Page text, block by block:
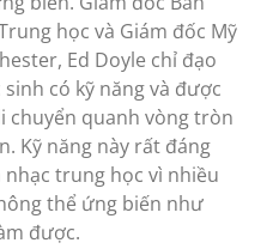
học và Giám đốc Mỹ
Ed Doyle chỉ đạo
có kỹ năng và được
chuyển quanh vòng tròn
Kỹ năng này rất đáng
trung học vì nhiều
thể ứng biến như
được.